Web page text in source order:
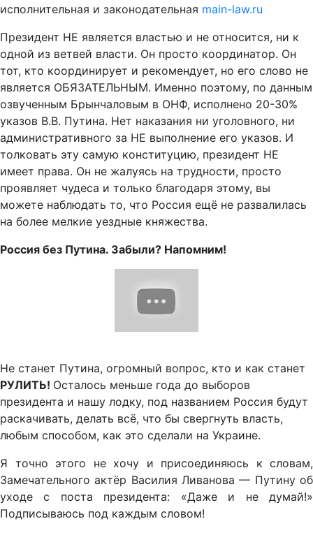
исполнительная и законодательная main-law.ru
Президент НЕ является властью и не относится, ни к
одной из ветвей власти. Он просто координатор. Он
тот, кто координирует и рекомендует, но его слово не
является ОБЯЗАТЕЛЬНЫМ. Именно поэтому, по данным
озвученным Брынчаловым в ОНФ, исполнено 20-30%
указов В.В. Путина. Нет наказания ни уголовного, ни
административного за НЕ выполнение его указов. И
толковать эту самую конституцию, президент НЕ
имеет права. Он не жалуясь на трудности, просто
проявляет чудеса и только благодаря этому, вы
можете наблюдать то, что Россия ещё не развалилась
на более мелкие уездные княжества.
Россия без Путина. Забыли? Напомним!
Не станет Путина, огромный вопрос, кто и как станет
РУЛИТЬ! Осталось меньше года до выборов
президента и нашу лодку, под названием Россия будут
раскачивать, делать всё, что бы свергнуть власть,
любым способом, как это сделали на Украине.
Я точно этого не хочу и присоединяюсь к словам,
Замечательного актёр Василия Ливанова — Путину об
уходе с поста президента: «Даже и не думай!»
Подписываюсь под каждым словом!